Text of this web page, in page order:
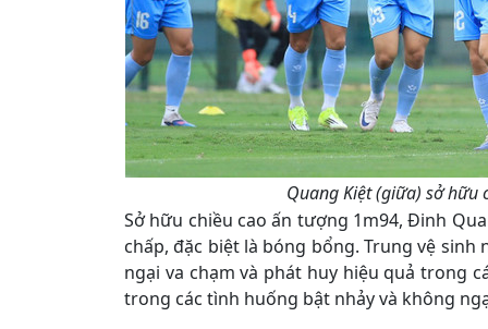
Quang Kiệt (giữa) sở hữu
Sở hữu chiều cao ấn tượng 1m94, Đinh
chấp, đặc biệt là bóng bổng. Trung vệ
ngại va chạm và phát huy hiệu quả trong
trong các tình huống bật nhảy và không